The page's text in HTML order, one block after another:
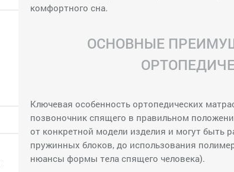
комфортного сна.
ОСНОВНЫЕ
Ключевая особенность ортопедических
позвоночник спящего в правильном
от конкретной модели изделия и могут быть
пружинных блоков, до использования
нюансы формы тела спящего человека).